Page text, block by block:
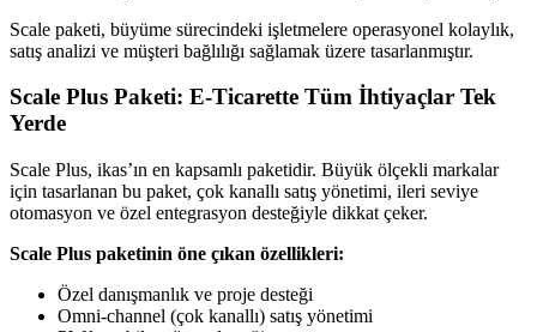
Scale paketi, büyüme sürecindeki işletmelere operasyonel kolaylık,
satış analizi ve müşteri bağlılığı sağlamak üzere tasarlanmıştır.
Scale Plus Paketi: E-Ticarette Tüm İhtiyaçlar Tek
Yerde
Scale Plus, ikas’ın en kapsamlı paketidir. Büyük ölçekli markalar
için tasarlanan bu paket, çok kanallı satış yönetimi, ileri seviye
otomasyon ve özel entegrasyon desteğiyle dikkat çeker.
Scale Plus paketinin öne çıkan özellikleri:
Özel danışmanlık ve proje desteği
Omni-channel (çok kanallı) satış yönetimi